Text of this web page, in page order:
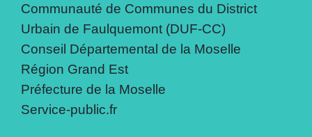
Communauté de Communes du District
Urbain de Faulquemont (DUF-CC)
Conseil Départemental de la Moselle
Région Grand Est
Préfecture de la Moselle
Service-public.fr